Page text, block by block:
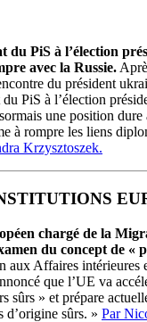
du PiS à l’élection
avec la Russie.
du président
PiS à l’élection
une position dure
à rompre les liens
Krzysztoszek.
chargé de la
du concept de «
aux Affaires intérieures
que l’UE va
sûrs » et prépare
d’origine sûrs. » Par